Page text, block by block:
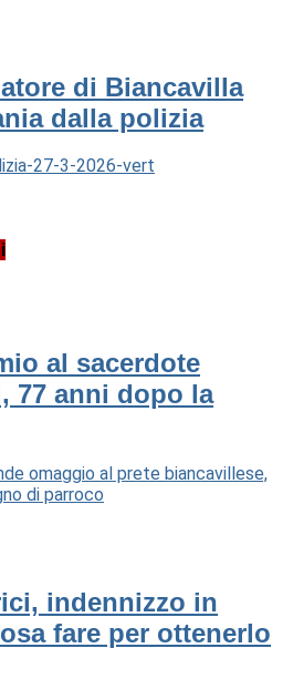
di Biancavilla
dalla polizia
al sacerdote
77 anni dopo la
omaggio al prete biancavillese,
di parroco
indennizzo in
fare per ottenerlo